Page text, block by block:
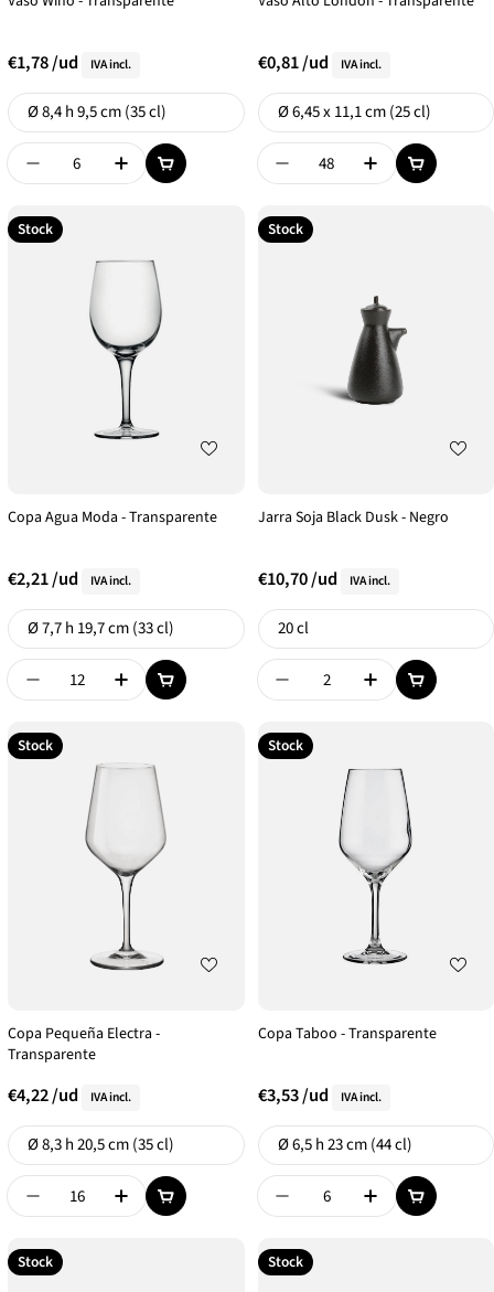
€1,78/ud IVA incl.
Formato
Ø 8,4 h 9,5 cm (35 cl)
Disminuir Cantidad De {{ Product }}
Aumentar Cantidad De {{ Product }}
€0,81/ud IVA incl.
Formato
Ø 6,45 x 11,1 cm (25 cl)
Disminuir Cantidad De
Aumentar
Stock
Copa Agua Moda - Transparente
€2,21/ud IVA incl.
Formato
Ø 7,7 h 19,7 cm (33 cl)
Disminuir Cantidad De {{ Product }}
Aumentar Cantidad De {{ Product }}
Stock
Jarra Soja Black Dusk - Negro
€10,70/ud IVA incl.
Formato
20 cl
Disminuir Cantidad De
Aumentar
Stock
Copa Pequeña Electra -
Transparente
€4,22/ud IVA incl.
Formato
Ø 8,3 h 20,5 cm (35 cl)
Disminuir Cantidad De {{ Product }}
Aumentar Cantidad De {{ Product }}
Stock
Copa Taboo - Transparente
€3,53/ud IVA incl.
Formato
Ø 6,5 h 23 cm (44 cl)
Disminuir Cantidad De
Aumentar
Stock Stock